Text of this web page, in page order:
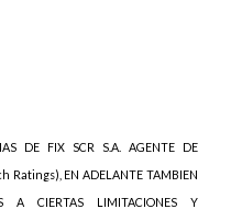
DE FIX SCR S.A. AGENTE DE
Ratings), EN ADELANTE TAMBIEN
A CIERTAS LIMITACIONES Y